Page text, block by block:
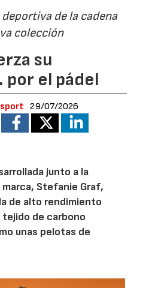
de la cadena
colección
su
por el pádel
29/07/2026
junto a la
marca, Stefanie Graf,
de alto rendimiento
de carbono
unas pelotas de